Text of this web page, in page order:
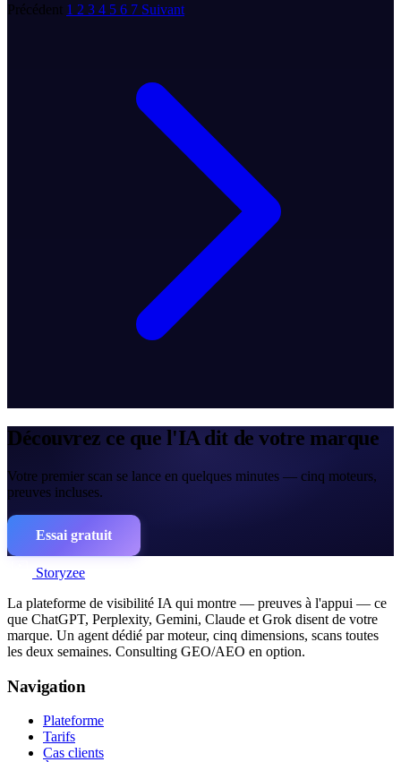
Précédent 1 2 3 4 5 6 7 Suivant
Découvrez ce que l'IA dit de votre marque
Votre premier scan se lance en quelques minutes — cinq moteurs,
preuves incluses.
Essai gratuit
Storyzee
La plateforme de visibilité IA qui montre — preuves à l'appui — ce
que ChatGPT, Perplexity, Gemini, Claude et Grok disent de votre
marque. Un agent dédié par moteur, cinq dimensions, scans toutes
les deux semaines. Consulting GEO/AEO en option.
Navigation
Plateforme
Tarifs
Cas clients